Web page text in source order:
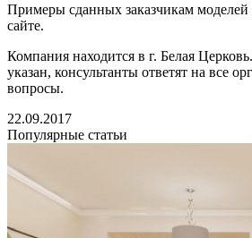
Примеры сданных заказчикам
сайте.
Компания находится в г. Белая
указан, консультанты ответят на все
вопросы.
22.09.2017
Популярные статьи